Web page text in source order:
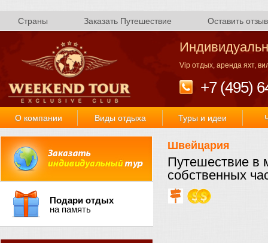
Страны Заказать Путешествие Оставить отзыв
Vip отдых, аренда яхт,
+7 (495)
О компании Виды отдыха Туры и идеи
Подари отдых
на память
Швейцария
Путешествие в
собственных